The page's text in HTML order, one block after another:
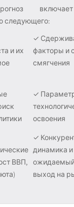
следующего:
и их
✓
факторы и
смягчения
✓
освоения
ВВП,
✓
динамика и
выход на